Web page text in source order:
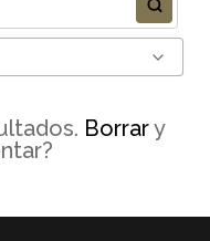
Borrary